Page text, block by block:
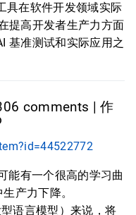
具在软件开发领域实际
提高开发者生产力方面
基准测试和实际应用之
comments | 作
能有一个很高的学习曲
产力下降。
语言模型）来说，将